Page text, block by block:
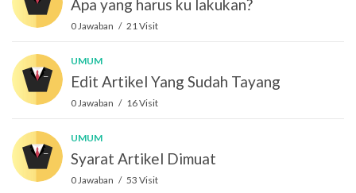
Apa yang harus ku lakukan?
0 Jawaban / 21 Visit
UMUM
Edit Artikel Yang Sudah Tayang
0 Jawaban / 16 Visit
UMUM
Syarat Artikel Dimuat
0 Jawaban / 53 Visit